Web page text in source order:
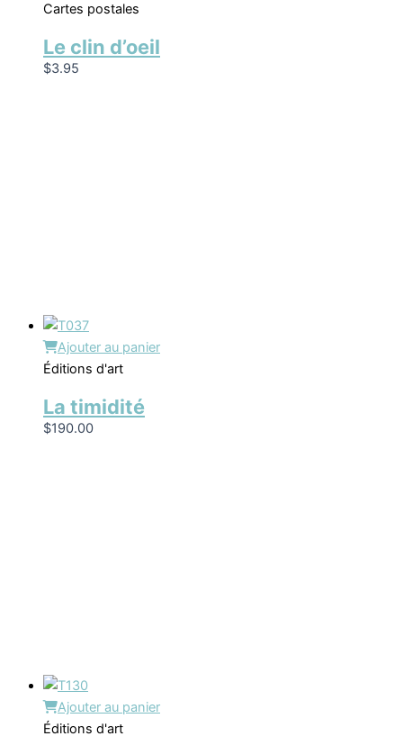
Cartes postales
Le clin d’oeil
$3.95
Ajouter au panier
Éditions d'art
La timidité
$190.00
Ajouter au panier
Éditions d'art